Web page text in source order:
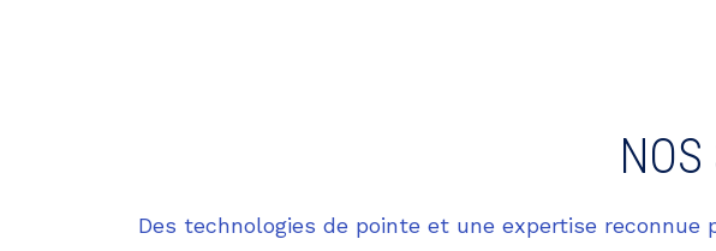
Des technologies de pointe et une expertise